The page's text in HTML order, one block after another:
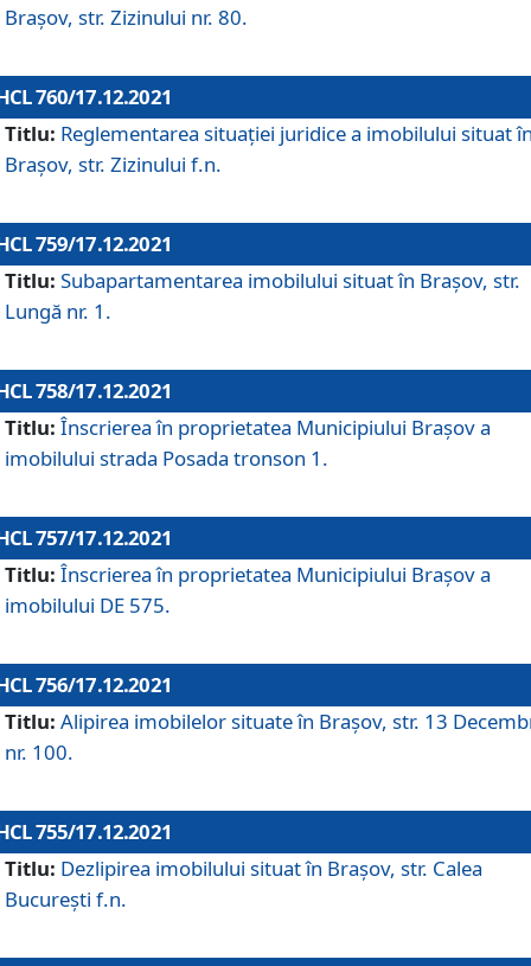
Brașov, str. Zizinului nr. 80.
760/17.12.2021
Titlu: Reglementarea situației juridice a imobilului situat
Brașov, str. Zizinului f.n.
759/17.12.2021
Titlu: Subapartamentarea imobilului situat în Brașov, str.
Lungă nr. 1.
758/17.12.2021
Titlu: Înscrierea în proprietatea Municipiului Brașov a
imobilului strada Posada tronson 1.
757/17.12.2021
Titlu: Înscrierea în proprietatea Municipiului Brașov a
imobilului DE 575.
756/17.12.2021
Titlu: Alipirea imobilelor situate în Brașov, str. 13
nr. 100.
755/17.12.2021
Titlu: Dezlipirea imobilului situat în Brașov, str. Calea
București f.n.